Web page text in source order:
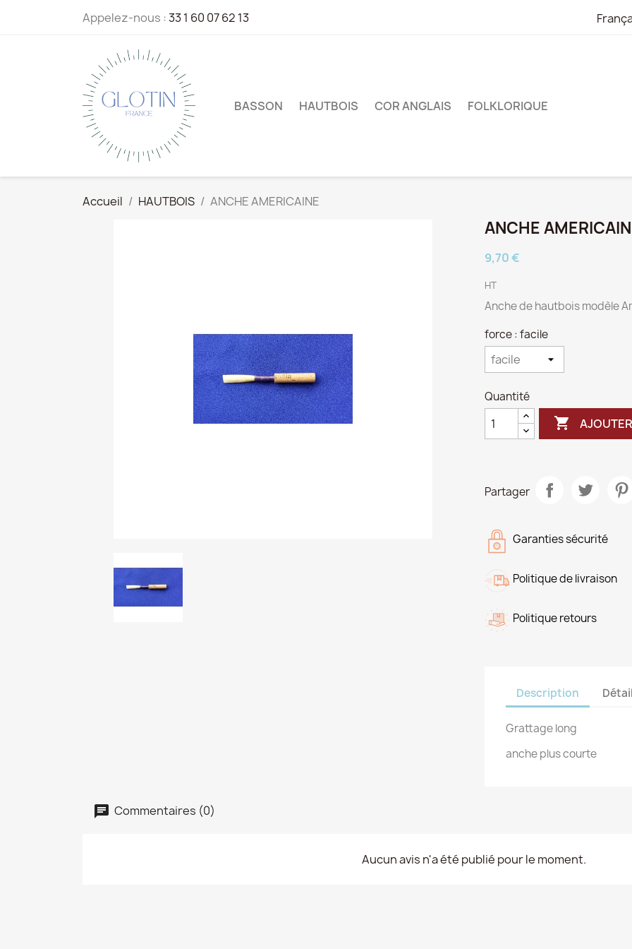
Appelez-nous :33 1 60 07 62 13
BASSON HAUTBOIS COR ANGLAIS FOLKLORIQUE
Accueil HAUTBOIS ANCHE AMERICAINE
ANCHE
9,70 €
HT
Anche de hautbois modèle
force : facile
Quantité

Partager
Garanties sécurité
Politique de livraison
Politique retours
Description
Grattage long
anche plus courte
Commentaires (0)
Aucun avis n'a été publié pour le moment.